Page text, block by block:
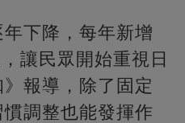
下降，每年新增
讓民眾開始重視日
報導，除了固定
調整也能發揮作